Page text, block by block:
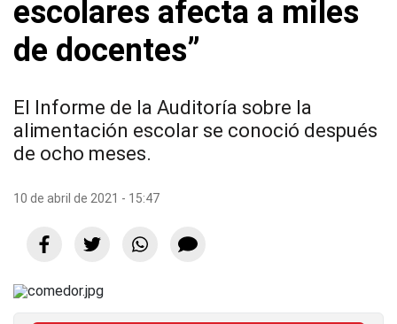
escolares afecta a miles
de docentes”
El Informe de la Auditoría sobre la
alimentación escolar se conoció después
de ocho meses.
10 de abril de 2021 - 15:47